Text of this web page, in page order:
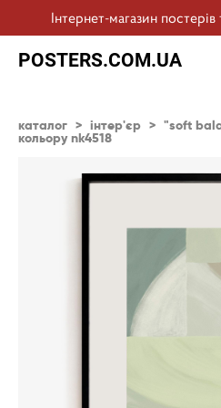
Інтернет-магазин постерів
POSTERS.COM.UA
каталог > інтер'єр > "soft
кольору nk4518